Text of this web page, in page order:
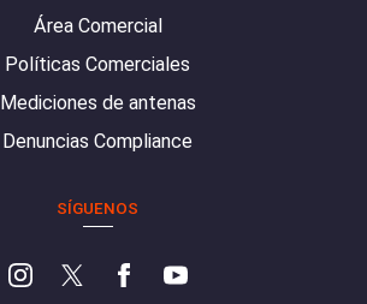
Área Comercial
Políticas Comerciales
Mediciones de antenas
Denuncias Compliance
SÍGUENOS